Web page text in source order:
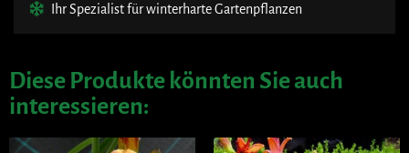
Ihr Spezialist für winterharte Gartenpflanzen
Diese Produkte könnten Sie auch
interessieren: